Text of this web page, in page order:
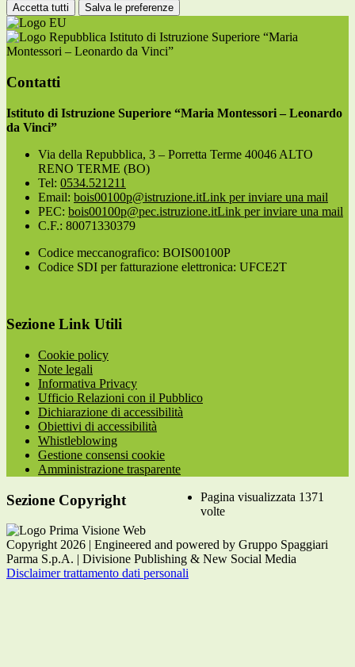
Accetta tutti Salva le preferenze
Istituto di Istruzione Superiore “Maria
Montessori – Leonardo da Vinci”
Contatti
Istituto di Istruzione Superiore “Maria Montessori – Leonardo
da Vinci”
Via della Repubblica, 3 – Porretta Terme 40046 ALTO
RENO TERME (BO)
Tel: 0534.521211
Email: bois00100p@istruzione.itLink per inviare una mail
PEC: bois00100p@pec.istruzione.itLink per inviare una mail
C.F.: 80071330379
Codice meccanografico: BOIS00100P
Codice SDI per fatturazione elettronica: UFCE2T
Sezione Link Utili
Cookie policy
Note legali
Informativa Privacy
Ufficio Relazioni con il Pubblico
Dichiarazione di accessibilità
Obiettivi di accessibilità
Whistleblowing
Gestione consensi cookie
Amministrazione trasparente
Pagina visualizzata 1371
volte
Sezione Copyright
Copyright 2026 | Engineered and powered by Gruppo Spaggiari
Parma S.p.A. | Divisione Publishing & New Social Media
Disclaimer trattamento dati personali